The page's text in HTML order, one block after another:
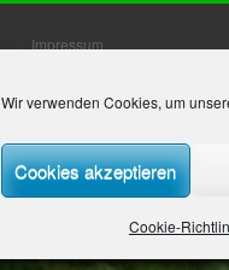
Wir verwenden Cookies, um
Cookies akzeptieren
Cookie-
Impressum